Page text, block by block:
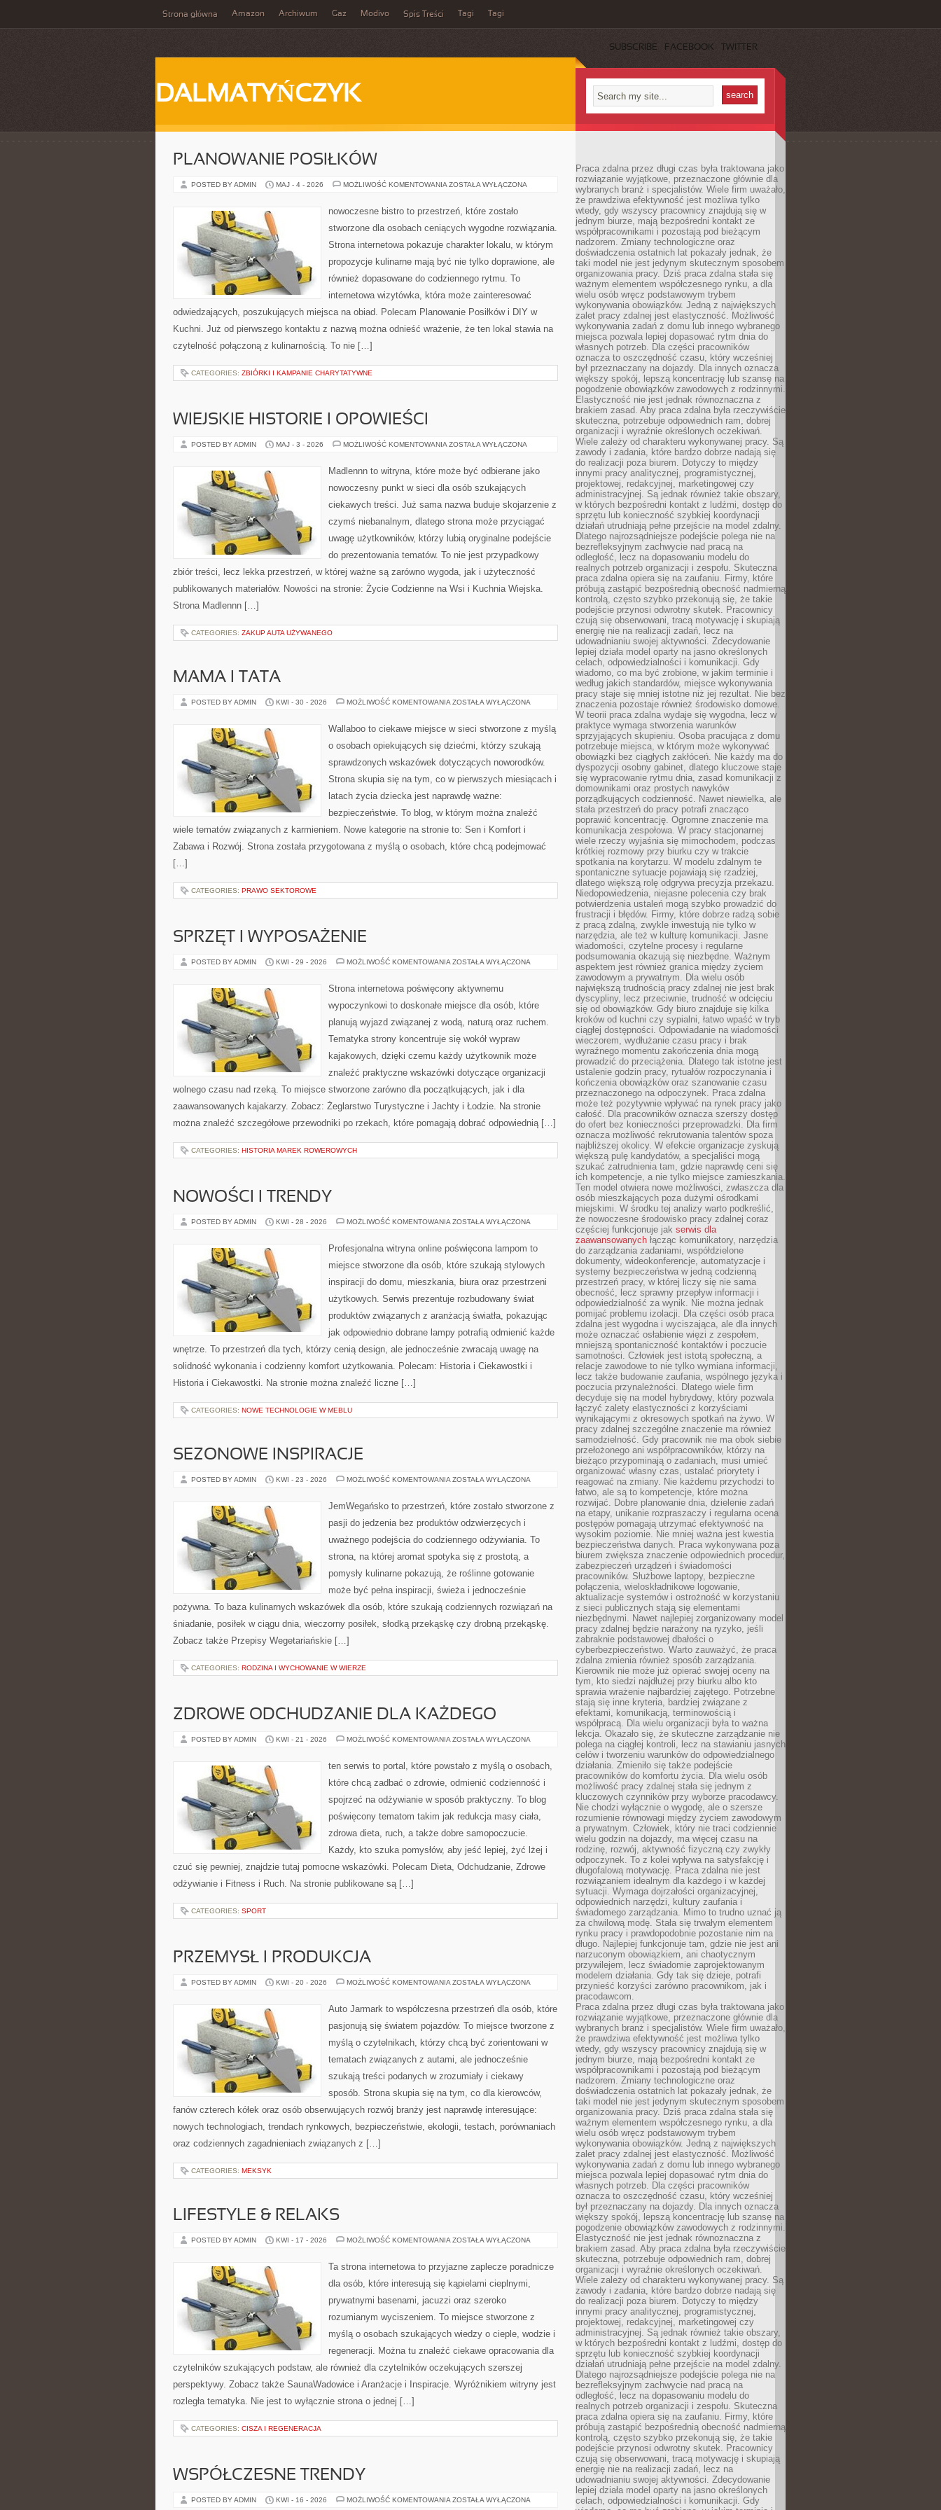
Strona główna Amazon Archiwum Gaz Modivo Spis Treści Tagi Tagi
SUBSCRIBE FACEBOOK TWITTER
DALMATYŃCZYK
PLANOWANIE POSIŁKÓW
POSTED BY ADMIN MAJ - 4 - 2026 MOŻLIWOŚĆ KOMENTOWANIA PLANOWANIE
ZOSTAŁA WYŁĄCZONA
nowoczesne bistro to przestrzeń, które zostało
stworzone dla osobach ceniących wygodne rozwiązania.
Strona internetowa pokazuje charakter lokalu, w którym
propozycje kulinarne mają być nie tylko doprawione, ale
również dopasowane do codziennego rytmu. To
internetowa wizytówka, która może zainteresować
odwiedzających, poszukujących miejsca na obiad. Polecam Planowanie Posiłków i DIY w
Kuchni. Już od pierwszego kontaktu z nazwą można odnieść wrażenie, że ten lokal stawia na
czytelność połączoną z kulinarnością. To nie […]
CATEGORIES: ZBIÓRKI I KAMPANIE CHARYTATYWNE
WIEJSKIE HISTORIE I OPOWIEŚCI
POSTED BY ADMIN MAJ - 3 - 2026 MOŻLIWOŚĆ KOMENTOWANIA WIEJSKIE
OPOWIEŚCI
ZOSTAŁA WYŁĄCZONA
Madlennn to witryna, które może być odbierane jako
nowoczesny punkt w sieci dla osób szukających
ciekawych treści. Już sama nazwa buduje skojarzenie z
czymś niebanalnym, dlatego strona może przyciągać
uwagę użytkowników, którzy lubią oryginalne podejście
do prezentowania tematów. To nie jest przypadkowy
zbiór treści, lecz lekka przestrzeń, w której ważne są zarówno wygoda, jak i użyteczność
publikowanych materiałów. Nowości na stronie: Życie Codzienne na Wsi i Kuchnia Wiejska.
Strona Madlennn […]
CATEGORIES: ZAKUP AUTA UŻYWANEGO
MAMA I TATA
POSTED BY ADMIN KWI - 30 - 2026 MOŻLIWOŚĆ KOMENTOWANIA MAMA
ZOSTAŁA WYŁĄCZONA
Wallaboo to ciekawe miejsce w sieci stworzone z myślą
o osobach opiekujących się dziećmi, którzy szukają
sprawdzonych wskazówek dotyczących noworodków.
Strona skupia się na tym, co w pierwszych miesiącach i
latach życia dziecka jest naprawdę ważne:
bezpieczeństwie. To blog, w którym można znaleźć
wiele tematów związanych z karmieniem. Nowe kategorie na stronie to: Sen i Komfort i
Zabawa i Rozwój. Strona została przygotowana z myślą o osobach, które chcą podejmować
[…]
CATEGORIES: PRAWO SEKTOROWE
SPRZĘT I WYPOSAŻENIE
POSTED BY ADMIN KWI - 29 - 2026 MOŻLIWOŚĆ KOMENTOWANIA SPRZĘT
ZOSTAŁA WYŁĄCZONA
Strona internetowa poświęcony aktywnemu
wypoczynkowi to doskonałe miejsce dla osób, które
planują wyjazd związanej z wodą, naturą oraz ruchem.
Tematyka strony koncentruje się wokół wypraw
kajakowych, dzięki czemu każdy użytkownik może
znaleźć praktyczne wskazówki dotyczące organizacji
wolnego czasu nad rzeką. To miejsce stworzone zarówno dla początkujących, jak i dla
zaawansowanych kajakarzy. Zobacz: Żeglarstwo Turystyczne i Jachty i Łodzie. Na stronie
można znaleźć szczegółowe przewodniki po rzekach, które pomagają dobrać odpowiednią […]
CATEGORIES: HISTORIA MAREK ROWEROWYCH
NOWOŚCI I TRENDY
POSTED BY ADMIN KWI - 28 - 2026 MOŻLIWOŚĆ KOMENTOWANIA NOWOŚCI
ZOSTAŁA WYŁĄCZONA
Profesjonalna witryna online poświęcona lampom to
miejsce stworzone dla osób, które szukają stylowych
inspiracji do domu, mieszkania, biura oraz przestrzeni
użytkowych. Serwis prezentuje rozbudowany świat
produktów związanych z aranżacją światła, pokazując
jak odpowiednio dobrane lampy potrafią odmienić każde
wnętrze. To przestrzeń dla tych, którzy cenią design, ale jednocześnie zwracają uwagę na
solidność wykonania i codzienny komfort użytkowania. Polecam: Historia i Ciekawostki i
Historia i Ciekawostki. Na stronie można znaleźć liczne […]
CATEGORIES: NOWE TECHNOLOGIE W MEBLU
SEZONOWE INSPIRACJE
POSTED BY ADMIN KWI - 23 - 2026 MOŻLIWOŚĆ KOMENTOWANIA SEZONOWE
ZOSTAŁA WYŁĄCZONA
JemWegańsko to przestrzeń, które zostało stworzone z
pasji do jedzenia bez produktów odzwierzęcych i
uważnego podejścia do codziennego odżywiania. To
strona, na której aromat spotyka się z prostotą, a
pomysły kulinarne pokazują, że roślinne gotowanie
może być pełna inspiracji, świeża i jednocześnie
pożywna. To baza kulinarnych wskazówek dla osób, które szukają codziennych rozwiązań na
śniadanie, posiłek w ciągu dnia, wieczorny posiłek, słodką przekąskę czy drobną przekąskę.
Zobacz także Przepisy Wegetariańskie […]
CATEGORIES: RODZINA I WYCHOWANIE W WIERZE
ZDROWE ODCHUDZANIE DLA KAŻDEGO
POSTED BY ADMIN KWI - 21 - 2026 MOŻLIWOŚĆ KOMENTOWANIA ZDROWE
KAŻDEGO
ZOSTAŁA WYŁĄCZONA
ten serwis to portal, które powstało z myślą o osobach,
które chcą zadbać o zdrowie, odmienić codzienność i
spojrzeć na odżywianie w sposób praktyczny. To blog
poświęcony tematom takim jak redukcja masy ciała,
zdrowa dieta, ruch, a także dobre samopoczucie.
Każdy, kto szuka pomysłów, aby jeść lepiej, żyć lżej i
czuć się pewniej, znajdzie tutaj pomocne wskazówki. Polecam Dieta, Odchudzanie, Zdrowe
odżywianie i Fitness i Ruch. Na stronie publikowane są […]
CATEGORIES: SPORT
PRZEMYSŁ I PRODUKCJA
POSTED BY ADMIN KWI - 20 - 2026 MOŻLIWOŚĆ KOMENTOWANIA PRZEMYSŁ
ZOSTAŁA WYŁĄCZONA
Auto Jarmark to współczesna przestrzeń dla osób, które
pasjonują się światem pojazdów. To miejsce tworzone z
myślą o czytelnikach, którzy chcą być zorientowani w
tematach związanych z autami, ale jednocześnie
szukają treści podanych w zrozumiały i ciekawy
sposób. Strona skupia się na tym, co dla kierowców,
fanów czterech kółek oraz osób obserwujących rozwój branży jest naprawdę interesujące:
nowych technologiach, trendach rynkowych, bezpieczeństwie, ekologii, testach, porównaniach
oraz codziennych zagadnieniach związanych z […]
CATEGORIES: MEKSYK
LIFESTYLE & RELAKS
POSTED BY ADMIN KWI - 17 - 2026 MOŻLIWOŚĆ KOMENTOWANIA LIFESTYLE
ZOSTAŁA WYŁĄCZONA
Ta strona internetowa to przyjazne zaplecze poradnicze
dla osób, które interesują się kąpielami cieplnymi,
prywatnymi basenami, jacuzzi oraz szeroko
rozumianym wyciszeniem. To miejsce stworzone z
myślą o osobach szukających wiedzy o cieple, wodzie i
regeneracji. Można tu znaleźć ciekawe opracowania dla
czytelników szukających podstaw, ale również dla czytelników oczekujących szerszej
perspektywy. Zobacz także SaunaWadowice i Aranżacje i Inspiracje. Wyróżnikiem witryny jest
rozległa tematyka. Nie jest to wyłącznie strona o jednej […]
CATEGORIES: CISZA I REGENERACJA
WSPÓŁCZESNE TRENDY
POSTED BY ADMIN KWI - 16 - 2026 MOŻLIWOŚĆ KOMENTOWANIA WSPÓŁCZESNE
ZOSTAŁA WYŁĄCZONA
Praca zdalna przez długi czas była traktowana jako
rozwiązanie wyjątkowe, przeznaczone głównie dla
wybranych branż i specjalistów. Wiele firm uważało,
że prawdziwa efektywność jest możliwa tylko
wtedy, gdy wszyscy pracownicy znajdują się w
jednym biurze, mają bezpośredni kontakt ze
współpracownikami i pozostają pod bieżącym
nadzorem. Zmiany technologiczne oraz
doświadczenia ostatnich lat pokazały jednak, że
taki model nie jest jedynym skutecznym sposobem
organizowania pracy. Dziś praca zdalna stała się
ważnym elementem współczesnego rynku, a dla
wielu osób wręcz podstawowym trybem
wykonywania obowiązków. Jedną z największych
zalet pracy zdalnej jest elastyczność. Możliwość
wykonywania zadań z domu lub innego wybranego
miejsca pozwala lepiej dopasować rytm dnia do
własnych potrzeb. Dla części pracowników
oznacza to oszczędność czasu, który wcześniej
był przeznaczany na dojazdy. Dla innych oznacza
większy spokój, lepszą koncentrację lub szansę na
pogodzenie obowiązków zawodowych z rodzinnymi.
Elastyczność nie jest jednak równoznaczna z
brakiem zasad. Aby praca zdalna była rzeczywiście
skuteczna, potrzebuje odpowiednich ram, dobrej
organizacji i wyraźnie określonych oczekiwań.
Wiele zależy od charakteru wykonywanej pracy. Są
zawody i zadania, które bardzo dobrze nadają się
do realizacji poza biurem. Dotyczy to między
innymi pracy analitycznej, programistycznej,
projektowej, redakcyjnej, marketingowej czy
administracyjnej. Są jednak również takie obszary,
w których bezpośredni kontakt z ludźmi, dostęp do
sprzętu lub konieczność szybkiej koordynacji
działań utrudniają pełne przejście na model zdalny.
Dlatego najrozsądniejsze podejście polega nie na
bezrefleksyjnym zachwycie nad pracą na
odległość, lecz na dopasowaniu modelu do
realnych potrzeb organizacji i zespołu. Skuteczna
praca zdalna opiera się na zaufaniu. Firmy, które
próbują zastąpić bezpośrednią obecność nadmierną
kontrolą, często szybko przekonują się, że takie
podejście przynosi odwrotny skutek. Pracownicy
czują się obserwowani, tracą motywację i skupiają
energię nie na realizacji zadań, lecz na
udowadnianiu swojej aktywności. Zdecydowanie
lepiej działa model oparty na jasno określonych
celach, odpowiedzialności i komunikacji. Gdy
wiadomo, co ma być zrobione, w jakim terminie i
według jakich standardów, miejsce wykonywania
pracy staje się mniej istotne niż jej rezultat. Nie bez
znaczenia pozostaje również środowisko domowe.
W teorii praca zdalna wydaje się wygodna, lecz w
praktyce wymaga stworzenia warunków
sprzyjających skupieniu. Osoba pracująca z domu
potrzebuje miejsca, w którym może wykonywać
obowiązki bez ciągłych zakłóceń. Nie każdy ma do
dyspozycji osobny gabinet, dlatego kluczowe staje
się wypracowanie rytmu dnia, zasad komunikacji z
domownikami oraz prostych nawyków
porządkujących codzienność. Nawet niewielka, ale
stała przestrzeń do pracy potrafi znacząco
poprawić koncentrację. Ogromne znaczenie ma
komunikacja zespołowa. W pracy stacjonarnej
wiele rzeczy wyjaśnia się mimochodem, podczas
krótkiej rozmowy przy biurku czy w trakcie
spotkania na korytarzu. W modelu zdalnym te
spontaniczne sytuacje pojawiają się rzadziej,
dlatego większą rolę odgrywa precyzja przekazu.
Niedopowiedzenia, niejasne polecenia czy brak
potwierdzenia ustaleń mogą szybko prowadzić do
frustracji i błędów. Firmy, które dobrze radzą sobie
z pracą zdalną, zwykle inwestują nie tylko w
narzędzia, ale też w kulturę komunikacji. Jasne
wiadomości, czytelne procesy i regularne
podsumowania okazują się niezbędne. Ważnym
aspektem jest również granica między życiem
zawodowym a prywatnym. Dla wielu osób
największą trudnością pracy zdalnej nie jest brak
dyscypliny, lecz przeciwnie, trudność w odcięciu
się od obowiązków. Gdy biuro znajduje się kilka
kroków od kuchni czy sypialni, łatwo wpaść w tryb
ciągłej dostępności. Odpowiadanie na wiadomości
wieczorem, wydłużanie czasu pracy i brak
wyraźnego momentu zakończenia dnia mogą
prowadzić do przeciążenia. Dlatego tak istotne jest
ustalenie godzin pracy, rytuałów rozpoczynania i
kończenia obowiązków oraz szanowanie czasu
przeznaczonego na odpoczynek. Praca zdalna
może też pozytywnie wpływać na rynek pracy jako
całość. Dla pracowników oznacza szerszy dostęp
do ofert bez konieczności przeprowadzki. Dla firm
oznacza możliwość rekrutowania talentów spoza
najbliższej okolicy. W efekcie organizacje zyskują
większą pulę kandydatów, a specjaliści mogą
szukać zatrudnienia tam, gdzie naprawdę ceni się
ich kompetencje, a nie tylko miejsce zamieszkania.
Ten model otwiera nowe możliwości, zwłaszcza dla
osób mieszkających poza dużymi ośrodkami
miejskimi. W środku tej analizy warto podkreślić,
że nowoczesne środowisko pracy zdalnej coraz
częściej funkcjonuje jak serwis dla
zaawansowanych łącząc komunikatory, narzędzia
do zarządzania zadaniami, współdzielone
dokumenty, wideokonferencje, automatyzacje i
systemy bezpieczeństwa w jedną codzienną
przestrzeń pracy, w której liczy się nie sama
obecność, lecz sprawny przepływ informacji i
odpowiedzialność za wynik. Nie można jednak
pomijać problemu izolacji. Dla części osób praca
zdalna jest wygodna i wyciszająca, ale dla innych
może oznaczać osłabienie więzi z zespołem,
mniejszą spontaniczność kontaktów i poczucie
samotności. Człowiek jest istotą społeczną, a
relacje zawodowe to nie tylko wymiana informacji,
lecz także budowanie zaufania, wspólnego języka i
poczucia przynależności. Dlatego wiele firm
decyduje się na model hybrydowy, który pozwala
łączyć zalety elastyczności z korzyściami
wynikającymi z okresowych spotkań na żywo. W
pracy zdalnej szczególne znaczenie ma również
samodzielność. Gdy pracownik nie ma obok siebie
przełożonego ani współpracowników, którzy na
bieżąco przypominają o zadaniach, musi umieć
organizować własny czas, ustalać priorytety i
reagować na zmiany. Nie każdemu przychodzi to
łatwo, ale są to kompetencje, które można
rozwijać. Dobre planowanie dnia, dzielenie zadań
na etapy, unikanie rozpraszaczy i regularna ocena
postępów pomagają utrzymać efektywność na
wysokim poziomie. Nie mniej ważna jest kwestia
bezpieczeństwa danych. Praca wykonywana poza
biurem zwiększa znaczenie odpowiednich procedur,
zabezpieczeń urządzeń i świadomości
pracowników. Służbowe laptopy, bezpieczne
połączenia, wieloskładnikowe logowanie,
aktualizacje systemów i ostrożność w korzystaniu
z sieci publicznych stają się elementami
niezbędnymi. Nawet najlepiej zorganizowany model
pracy zdalnej będzie narażony na ryzyko, jeśli
zabraknie podstawowej dbałości o
cyberbezpieczeństwo. Warto zauważyć, że praca
zdalna zmienia również sposób zarządzania.
Kierownik nie może już opierać swojej oceny na
tym, kto siedzi najdłużej przy biurku albo kto
sprawia wrażenie najbardziej zajętego. Potrzebne
stają się inne kryteria, bardziej związane z
efektami, komunikacją, terminowością i
współpracą. Dla wielu organizacji była to ważna
lekcja. Okazało się, że skuteczne zarządzanie nie
polega na ciągłej kontroli, lecz na stawianiu jasnych
celów i tworzeniu warunków do odpowiedzialnego
działania. Zmieniło się także podejście
pracowników do komfortu życia. Dla wielu osób
możliwość pracy zdalnej stała się jednym z
kluczowych czynników przy wyborze pracodawcy.
Nie chodzi wyłącznie o wygodę, ale o szersze
rozumienie równowagi między życiem zawodowym
a prywatnym. Człowiek, który nie traci codziennie
wielu godzin na dojazdy, ma więcej czasu na
rodzinę, rozwój, aktywność fizyczną czy zwykły
odpoczynek. To z kolei wpływa na satysfakcję i
długofalową motywację. Praca zdalna nie jest
rozwiązaniem idealnym dla każdego i w każdej
sytuacji. Wymaga dojrzałości organizacyjnej,
odpowiednich narzędzi, kultury zaufania i
świadomego zarządzania. Mimo to trudno uznać ją
za chwilową modę. Stała się trwałym elementem
rynku pracy i prawdopodobnie pozostanie nim na
długo. Najlepiej funkcjonuje tam, gdzie nie jest ani
narzuconym obowiązkiem, ani chaotycznym
przywilejem, lecz świadomie zaprojektowanym
modelem działania. Gdy tak się dzieje, potrafi
przynieść korzyści zarówno pracownikom, jak i
pracodawcom.
Praca zdalna przez długi czas była traktowana jako
rozwiązanie wyjątkowe, przeznaczone głównie dla
wybranych branż i specjalistów. Wiele firm uważało,
że prawdziwa efektywność jest możliwa tylko
wtedy, gdy wszyscy pracownicy znajdują się w
jednym biurze, mają bezpośredni kontakt ze
współpracownikami i pozostają pod bieżącym
nadzorem. Zmiany technologiczne oraz
doświadczenia ostatnich lat pokazały jednak, że
taki model nie jest jedynym skutecznym sposobem
organizowania pracy. Dziś praca zdalna stała się
ważnym elementem współczesnego rynku, a dla
wielu osób wręcz podstawowym trybem
wykonywania obowiązków. Jedną z największych
zalet pracy zdalnej jest elastyczność. Możliwość
wykonywania zadań z domu lub innego wybranego
miejsca pozwala lepiej dopasować rytm dnia do
własnych potrzeb. Dla części pracowników
oznacza to oszczędność czasu, który wcześniej
był przeznaczany na dojazdy. Dla innych oznacza
większy spokój, lepszą koncentrację lub szansę na
pogodzenie obowiązków zawodowych z rodzinnymi.
Elastyczność nie jest jednak równoznaczna z
brakiem zasad. Aby praca zdalna była rzeczywiście
skuteczna, potrzebuje odpowiednich ram, dobrej
organizacji i wyraźnie określonych oczekiwań.
Wiele zależy od charakteru wykonywanej pracy. Są
zawody i zadania, które bardzo dobrze nadają się
do realizacji poza biurem. Dotyczy to między
innymi pracy analitycznej, programistycznej,
projektowej, redakcyjnej, marketingowej czy
administracyjnej. Są jednak również takie obszary,
w których bezpośredni kontakt z ludźmi, dostęp do
sprzętu lub konieczność szybkiej koordynacji
działań utrudniają pełne przejście na model zdalny.
Dlatego najrozsądniejsze podejście polega nie na
bezrefleksyjnym zachwycie nad pracą na
odległość, lecz na dopasowaniu modelu do
realnych potrzeb organizacji i zespołu. Skuteczna
praca zdalna opiera się na zaufaniu. Firmy, które
próbują zastąpić bezpośrednią obecność nadmierną
kontrolą, często szybko przekonują się, że takie
podejście przynosi odwrotny skutek. Pracownicy
czują się obserwowani, tracą motywację i skupiają
energię nie na realizacji zadań, lecz na
udowadnianiu swojej aktywności. Zdecydowanie
lepiej działa model oparty na jasno określonych
celach, odpowiedzialności i komunikacji. Gdy